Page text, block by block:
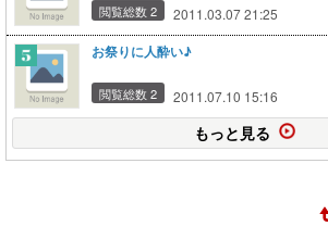
閲覧総数 2 2011.03.07 21:25
お祭りに人酔い♪
閲覧総数 2 2011.07.10 15:16
もっと見る